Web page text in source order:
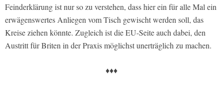
Feinderklärung ist nur so zu verstehen, dass hier ein für alle Mal ein
erwägenswertes Anliegen vom Tisch gewischt werden soll, das
Kreise ziehen könnte. Zugleich ist die EU-Seite auch dabei, den
Austritt für Briten in der Praxis möglichst unerträglich zu machen.
♦♦♦